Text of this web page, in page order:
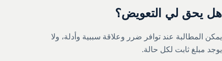
هل يحق لي التعويض؟
يمكن المطالبة عند توافر ضرر وعلاقة سببية وأدلة، ولا
يوجد مبلغ ثابت لكل حالة.